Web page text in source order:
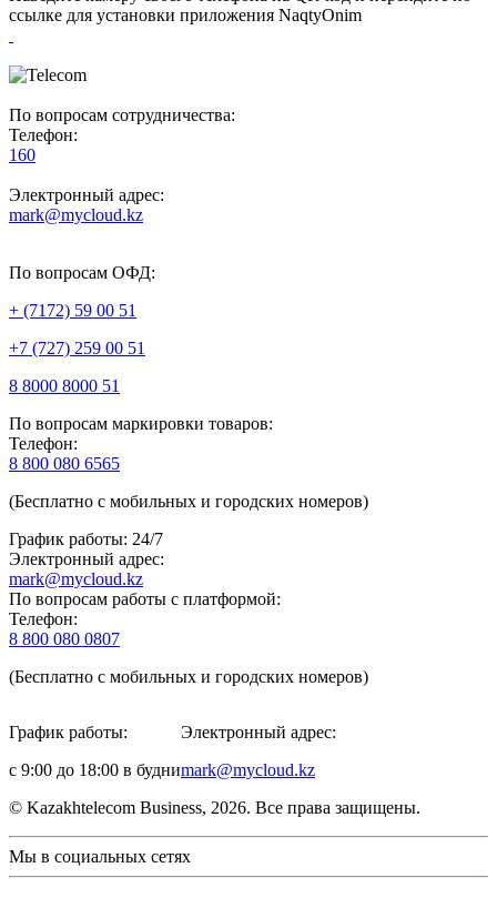
ссылке для установки приложения NaqtyOnim
По вопросам сотрудничества:
Телефон:
160
Электронный адрес:
mark@mycloud.kz
По вопросам ОФД:
+ (7172) 59 00 51
+7 (727) 259 00 51
8 8000 8000 51
По вопросам маркировки товаров:
Телефон:
8 800 080 6565
(Бесплатно с мобильных и городских номеров)
График работы: 24/7
Электронный адрес:
mark@mycloud.kz
По вопросам работы с платформой:
Телефон:
8 800 080 0807
(Бесплатно с мобильных и городских номеров)
График работы:
с 9:00 до 18:00 в будни
Электронный адрес:
mark@mycloud.kz
© Kazakhtelecom Business, 2026. Все права защищены.
Мы в социальных сетях